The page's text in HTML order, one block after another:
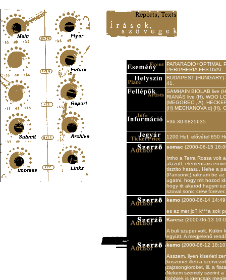
PARARADIO+OPTIMAL
PERIPHERIA FESTIVAL
BUDAPEST
41.
SAMHAIN BIOLAB live
RIANÁS live (H), WOO
(MEGOREC., A),
(H) MECHANOVA dj (H),
+36-30-9825635
1200 Huf, elõvétel 850
somac (2000-06-15
Imho a Terra Rossa volt
alazott, elementaris
tisztito hatasu. Hehe a
(Pansonic) raknam be
ugatni, hogy mit hozod
hogy itt akarod hagyni
szoval sonic crew
kemo (2000-06-14
es az mer jo? k***a sok
Karesz (2000-06-13
A buli szuper volt. Külön
együtt. A megjelenõ
kemo (2000-06-12
Asszem, ilyen kiserleti
koszonet illeti a
zajzsongloroket, ill. a
Nekem szemely szerint
tobbiek is igencsak